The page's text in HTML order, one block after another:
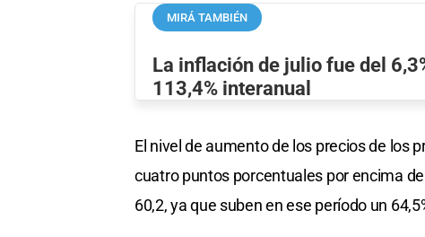
MIRÁ TAMBIÉN
La inflación de julio fue del
113,4% interanual
El nivel de aumento de los precios de los
cuatro puntos porcentuales por encima
60,2, ya que suben en ese período un